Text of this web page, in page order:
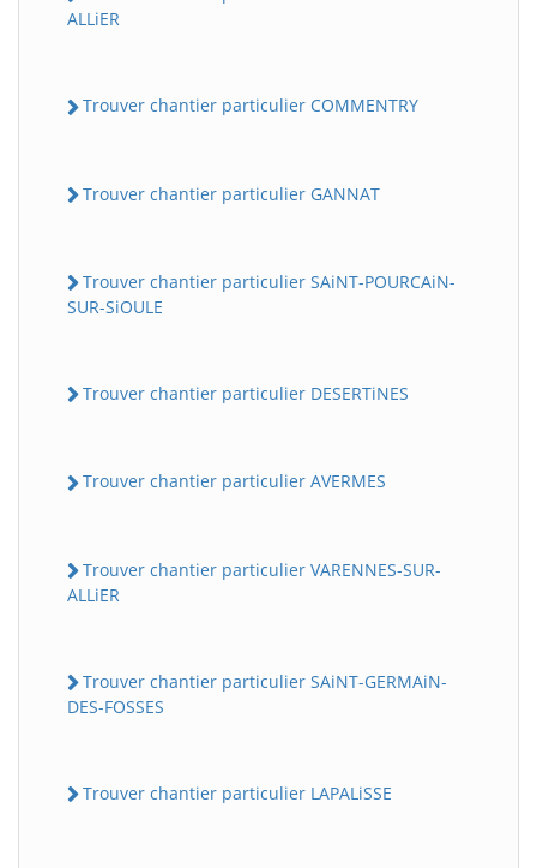
ALLiER
Trouver chantier particulier COMMENTRY
Trouver chantier particulier GANNAT
Trouver chantier particulier SAiNT-POURCAiN-
SUR-SiOULE
Trouver chantier particulier DESERTiNES
Trouver chantier particulier AVERMES
Trouver chantier particulier VARENNES-SUR-
ALLiER
Trouver chantier particulier SAiNT-GERMAiN-
DES-FOSSES
Trouver chantier particulier LAPALiSSE